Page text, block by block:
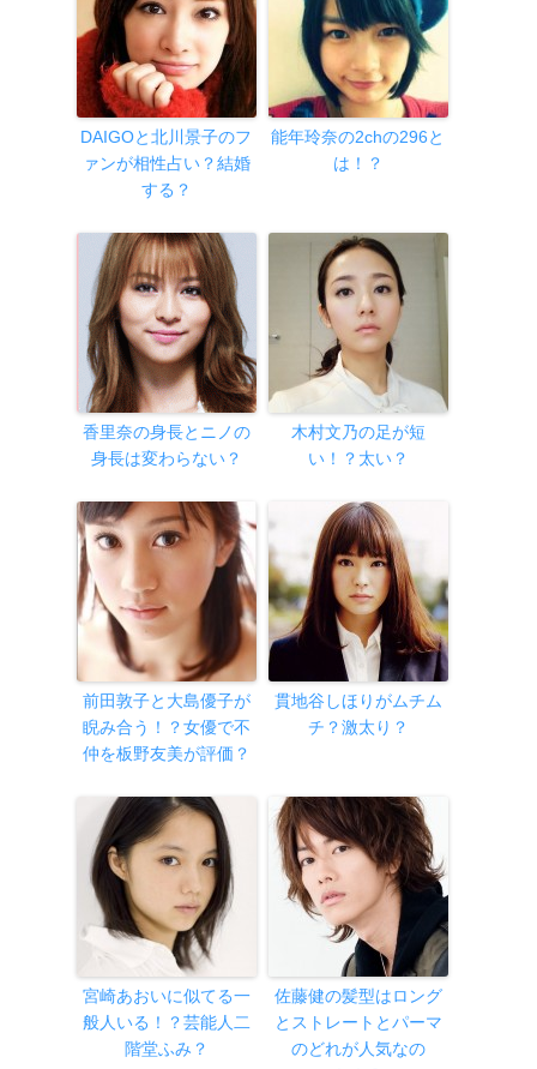
DAIGOと北川景子のフ
ァンが相性占い？結婚
する？
能年玲奈の2chの296と
は！？
香里奈の身長とニノの
身長は変わらない？
木村文乃の足が短
い！？太い？
前田敦子と大島優子が
睨み合う！？女優で不
仲を板野友美が評価？
貫地谷しほりがムチム
チ？激太り？
宮崎あおいに似てる一
般人いる！？芸能人二
階堂ふみ？
佐藤健の髪型はロング
とストレートとパーマ
のどれが人気なの